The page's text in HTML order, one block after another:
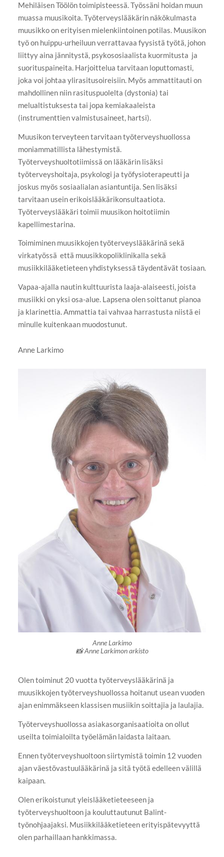
Mehiläisen Töölön toimipisteessä. Työssäni hoidan muun
muassa muusikoita. Työterveyslääkärin näkökulmasta
muusikko on erityisen mielenkiintoinen potilas. Muusikon
työ on huippu-urheiluun verrattavaa fyysistä työtä, johon
liittyy aina jännitystä, psykososiaalista kuormitusta ja
suorituspaineita. Harjoittelua tarvitaan loputtomasti,
joka voi johtaa ylirasitusoireisiin. Myös ammattitauti on
mahdollinen niin rasituspuolelta (dystonia) tai
melualtistuksesta tai jopa kemiakaaleista
(instrumenttien valmistusaineet, hartsi).
Muusikon terveyteen tarvitaan työterveyshuollossa
moniammatillista lähestymistä.
Työterveyshuoltotiimissä on lääkärin lisäksi
työterveyshoitaja, psykologi ja työfysioterapeutti ja
joskus myös sosiaalialan asiantuntija. Sen lisäksi
tarvitaan usein erikoislääkärikonsultaatiota.
Työterveyslääkäri toimii muusikon hoitotiimin
kapellimestarina.
Toimiminen muusikkojen työterveyslääkärinä sekä
virkatyössä että muusikkopoliklinikalla sekä
musiikkilääketieteen yhdistyksessä täydentävät tosiaan.
Vapaa-ajalla nautin kulttuurista laaja-alaiseesti, joista
musiikki on yksi osa-alue. Lapsena olen soittanut pianoa
ja klarinettia. Ammattia tai vahvaa harrastusta niistä ei
minulle kuitenkaan muodostunut.
Anne Larkimo
Anne Larkimo
📸 Anne Larkimon arkisto
Olen toiminut 20 vuotta työterveyslääkärinä ja
muusikkojen työterveyshuollossa hoitanut usean vuoden
ajan enimmäkseen klassisen musiikin soittajia ja laulajia.
Työterveyshuollossa asiakasorganisaatioita on ollut
useilta toimialoilta työelämän laidasta laitaan.
Ennen työterveyshuoltoon siirtymistä toimin 12 vuoden
ajan väestövastuulääkärinä ja sitä työtä edelleen välillä
kaipaan.
Olen erikoistunut yleislääketieteeseen ja
työterveyshuoltoon ja kouluttautunut Balint-
työnohjaajaksi. Musiikkilääketieteen erityispätevyyttä
olen parhaillaan hankkimassa.